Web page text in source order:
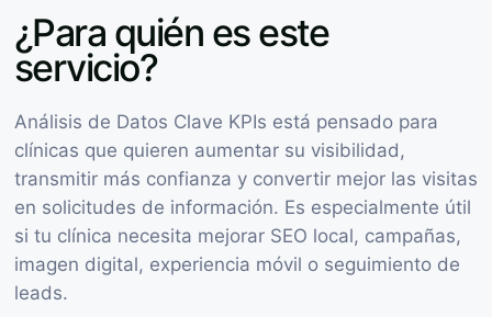
¿Para quién es este
servicio?
Análisis de Datos Clave KPIs está pensado para
clínicas que quieren aumentar su visibilidad,
transmitir más confianza y convertir mejor las visitas
en solicitudes de información. Es especialmente útil
si tu clínica necesita mejorar SEO local, campañas,
imagen digital, experiencia móvil o seguimiento de
leads.